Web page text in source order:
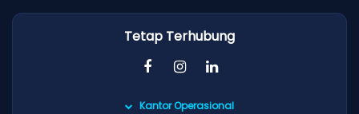
Tetap Terhubung
Kantor Operasional